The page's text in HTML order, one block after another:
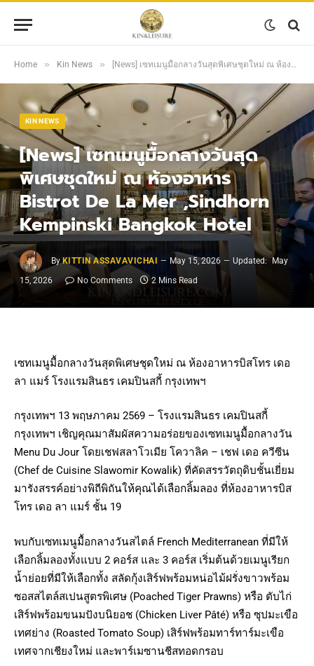
Home » Kin News » [News] เซทเมนูมื้อกลางวันสุดพิเศษชุดใหม่ ณ ห้องอาหาร Bistrot De La Mer ,Sindhorn Kempinski Bangkok Hotel
KIN NEWS
[News] เซทเมนูมื้อกลางวันสุด
พิเศษชุดใหม่ ณ ห้องอาหาร
Bistrot De La Mer ,Sindhorn
Kempinski Bangkok Hotel
By KITTIN ASSAVAVICHAI May 15, 2026 Updated:
May
15, 2026
No Comments 2 Mins Read
เซทเมนูมื้อกลางวันสุดพิเศษชุดใหม่ ณ ห้องอาหารบิสโทร เดอ
ลา แมร์ โรงแรมสินธร เคมปินสกี้ กรุงเทพฯ
กรุงเทพฯ 13 พฤษภาคม 2569 – โรงแรมสินธร เคมปินสกี้
กรุงเทพฯ เชิญคุณมาสัมผัสความอร่อยของเซทเมนูมื้อกลางวัน
Menu Du Jour โดยเชฟสลาโวเมีย โควาลิค – เชฟ เดอ ควีซีน
(Chef de Cuisine Slawomir Kowalik) ที่คัดสรรวัตถุดิบชั้นเยี่ยม
มารังสรรค์อย่างพิถีพิถันให้คุณได้เลือกลิ้มลอง ที่ห้องอาหารบิส
โทร เดอ ลา แมร์ ชั้น 19
พบกับเซทเมนูมื้อกลางวันสไตล์ French Mediterranean ที่มีให้
เลือกลิ้มลองทั้งแบบ 2 คอร์ส และ 3 คอร์ส เริ่มต้นด้วยเมนูเรียก
น้ำย่อยที่มีให้เลือกทั้ง สลัดกุ้งเสิร์ฟพร้อมหน่อไม้ฝรั่งขาวพร้อม
ซอสสไตล์สเปนสูตรพิเศษ (Poached Tiger Prawns) หรือ ตับไก่
เสิร์ฟพร้อมขนมปังบนิยอช (Chicken Liver Pâté) หรือ ซุปมะเขือ
เทศย่าง (Roasted Tomato Soup) เสิร์ฟพร้อมทาร์ทาร์มะเขือ
เทศจากเชียงใหม่ และพาร์เมซานชีสทอดกรอบ